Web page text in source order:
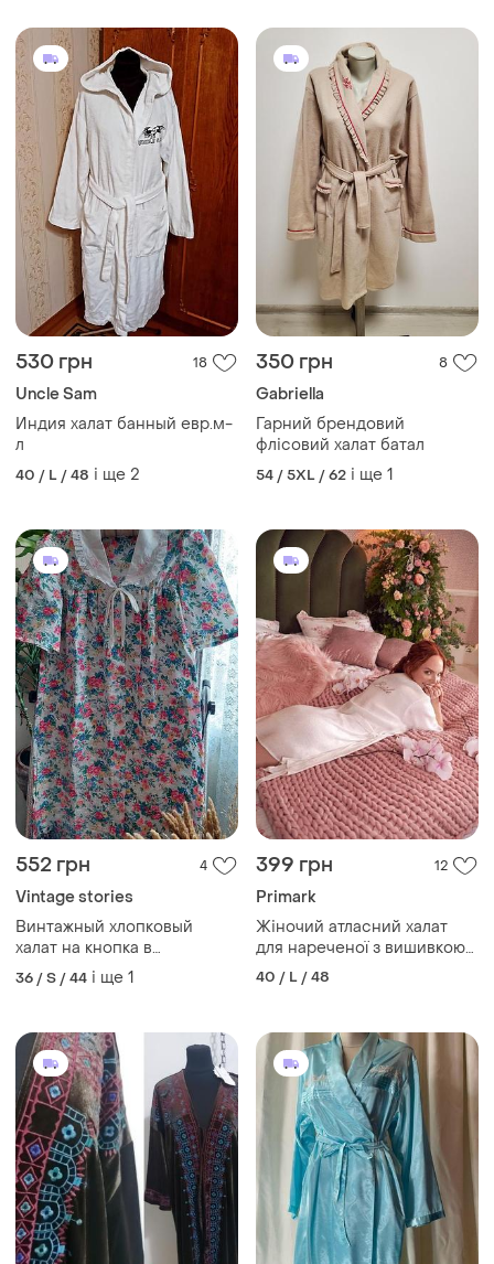
530 грн 18
Uncle Sam
Индия халат банный евр.м-
л
40 / L / 48 і ще 2
350 грн 8
Gabriella
Гарний брендовий
флісовий халат батал
54 / 5XL / 62 і ще 1
552 грн 4
Vintage stories
Винтажный хлопковый
халат на кнопка в
цветочный принт с
карманами hampton
36 / S / 44 і ще 1
399 грн 12
Primark
Жіночий атласний халат
для нареченої з вишивкою
короткий халатом-кімоно
весільний халат
40 / L / 48